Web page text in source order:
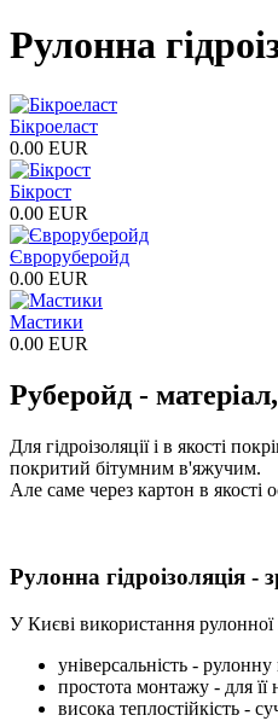
Рулонна
Бікроеласт
0.00 EUR
Бікрост
0.00 EUR
Євроруберойд
0.00 EUR
Мастики
0.00 EUR
Руберойд -
Для гідроізоляції і в якості
покритий бітумним в'яжучим.
Але саме через картон в
Рулонна гідроізоляція -
У Києві використання рулонної
універсальність -
простота монтажу - для її
висока теплостійкість -